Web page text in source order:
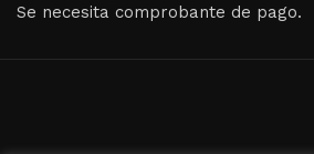
Se necesita comprobante de pago.